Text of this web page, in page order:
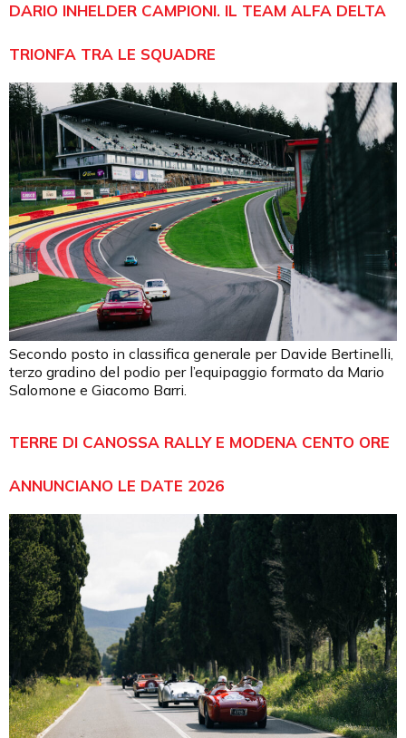
DARIO INHELDER CAMPIONI. IL TEAM ALFA DELTA
TRIONFA TRA LE SQUADRE
Secondo posto in classifica generale per Davide Bertinelli,
terzo gradino del podio per l’equipaggio formato da Mario
Salomone e Giacomo Barri.
TERRE DI CANOSSA RALLY E MODENA CENTO ORE
ANNUNCIANO LE DATE 2026